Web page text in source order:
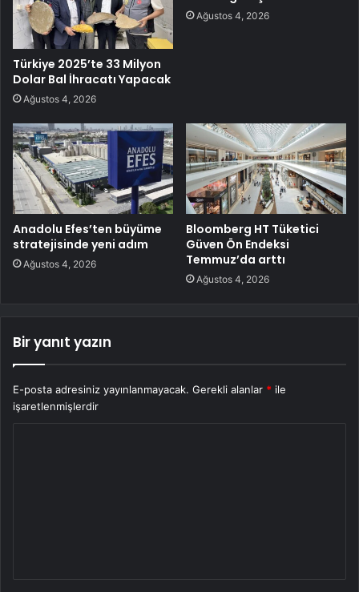
Türkiye 2025’te 33 Milyon
Dolar Bal İhracatı Yapacak
Ağustos 4, 2026
Ağustos 4, 2026
Anadolu Efes’ten büyüme
stratejisinde yeni adım
Ağustos 4, 2026
Bloomberg HT Tüketici
Güven Ön Endeksi
Temmuz’da arttı
Ağustos 4, 2026
Bir yanıt yazın
E-posta adresiniz yayınlanmayacak. Gerekli alanlar * ile
işaretlenmişlerdir